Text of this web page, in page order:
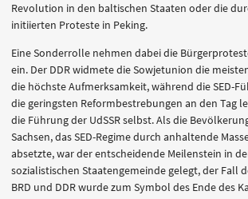
Revolution in den baltischen Staaten oder die
initiierten Proteste in Peking.
Eine Sonderrolle nehmen dabei die
ein. Der DDR widmete die Sowjetunion die
die höchste Aufmerksamkeit, während die SED-
die geringsten Reformbestrebungen an den Tag
die Führung der UdSSR selbst. Als die
Sachsen, das SED-Regime durch anhaltende
absetzte, war der entscheidende Meilenstein in
sozialistischen Staatengemeinde gelegt, der Fall
BRD und DDR wurde zum Symbol des Ende des